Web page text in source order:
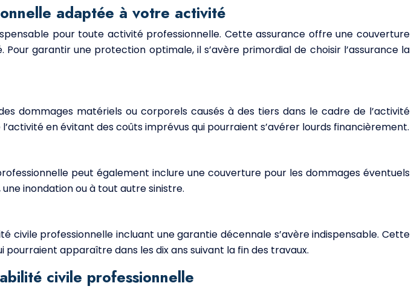
adaptée à votre activité
pour toute activité professionnelle. Cette assurance offre une couverture
garantir une protection optimale, il s’avère primordial de choisir l’assurance la
dommages matériels ou corporels causés à des tiers dans le cadre de l’activité
en évitant des coûts imprévus qui pourraient s’avérer lourds financièrement.
peut également inclure une couverture pour les dommages éventuels
inondation ou à tout autre sinistre.
professionnelle incluant une garantie décennale s’avère indispensable. Cette
apparaître dans les dix ans suivant la fin des travaux.
civile professionnelle